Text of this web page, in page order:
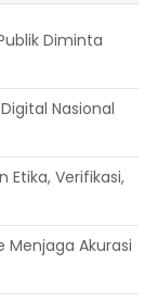
Diminta
Nasional
Etika, Verifikasi,
Menjaga Akurasi